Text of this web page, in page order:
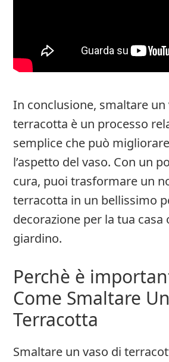
In conclusione, smaltare un
terracotta è un processo
semplice che può
l’aspetto del vaso. Con un
cura, puoi trasformare un
terracotta in un bellissimo
decorazione per la tua casa
giardino.
Perchè è
Come Smaltare
Terracotta
Smaltare un vaso di